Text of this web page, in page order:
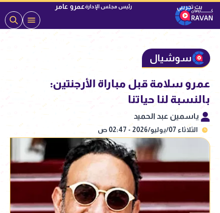
رئيس مجلس الإدارةعمرو عامر
سوشيال
عمرو سلامة قبل مباراة الأرجنتين:
بالنسبة لنا حياتنا
ياسمين عبد الحميد
الثلاثاء 07/يوليو/2026 - 02:47 ص